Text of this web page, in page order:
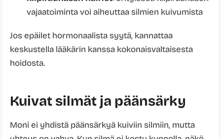
vajaatoiminta voi aiheuttaa silmien kuivumista
Jos epäilet hormonaalista syytä, kannattaa
keskustella lääkärin kanssa kokonaisvaltaisesta
hoidosta.
Kuivat silmät ja päänsärky
Moni ei yhdistä päänsärkyä kuiviin silmiin, mutta